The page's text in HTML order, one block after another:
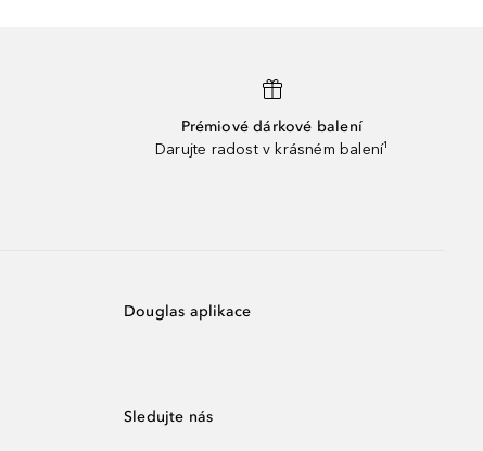
Prémiové dárkové balení
Darujte radost v krásném balení¹
Douglas aplikace
Sledujte nás